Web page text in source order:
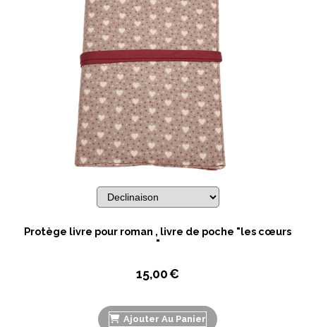
Protège livre pour roman , livre de poche "les cœurs
"
15,00€
Ajouter Au Panier